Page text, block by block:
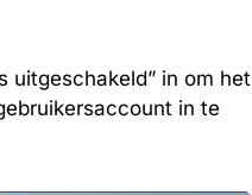
uitgeschakeld” in om het
in te